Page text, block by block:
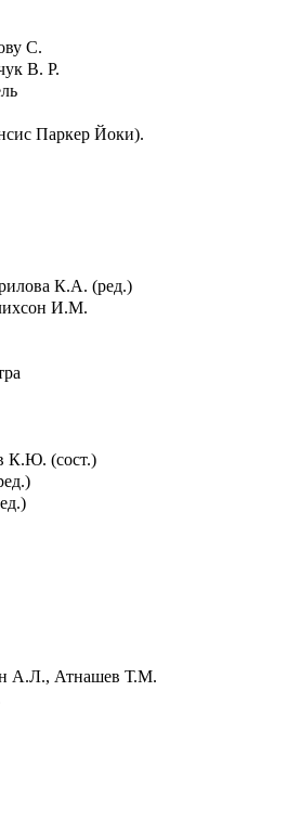
С.
В. Р.
Паркер Йоки).
К.А. (ред.)
И.М.
К.Ю. (сост.)
А.Л., Атнашев Т.М.